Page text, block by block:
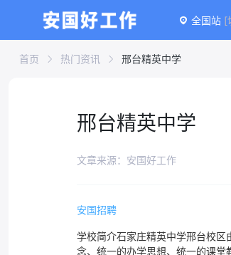
全国站 [
首页 热门资讯 邢台精英中学
邢台精英中学
文章来源：安国好工作
安国招聘
学校简介石家庄精英中学邢台校区
念、统一的办学思想、统一的课